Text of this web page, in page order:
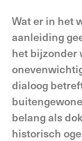
Wat er in het
aanleiding
het bijzonder
dialoog
belang als
historisch